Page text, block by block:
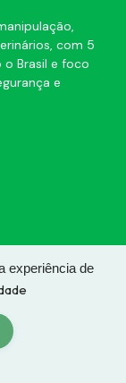
experiência de
com 5
Brasil e foco
e